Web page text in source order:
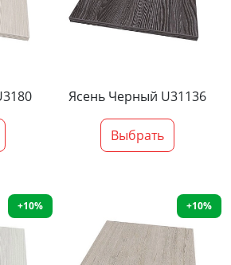
Ясень Черный U31136
Выбрать
+10% +10%